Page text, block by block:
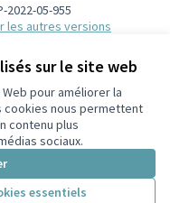
sur le site web
pour améliorer la
cookies nous permettent
contenu plus
sociaux.
essentiels
2022-05-955
les autres versions
YouTube